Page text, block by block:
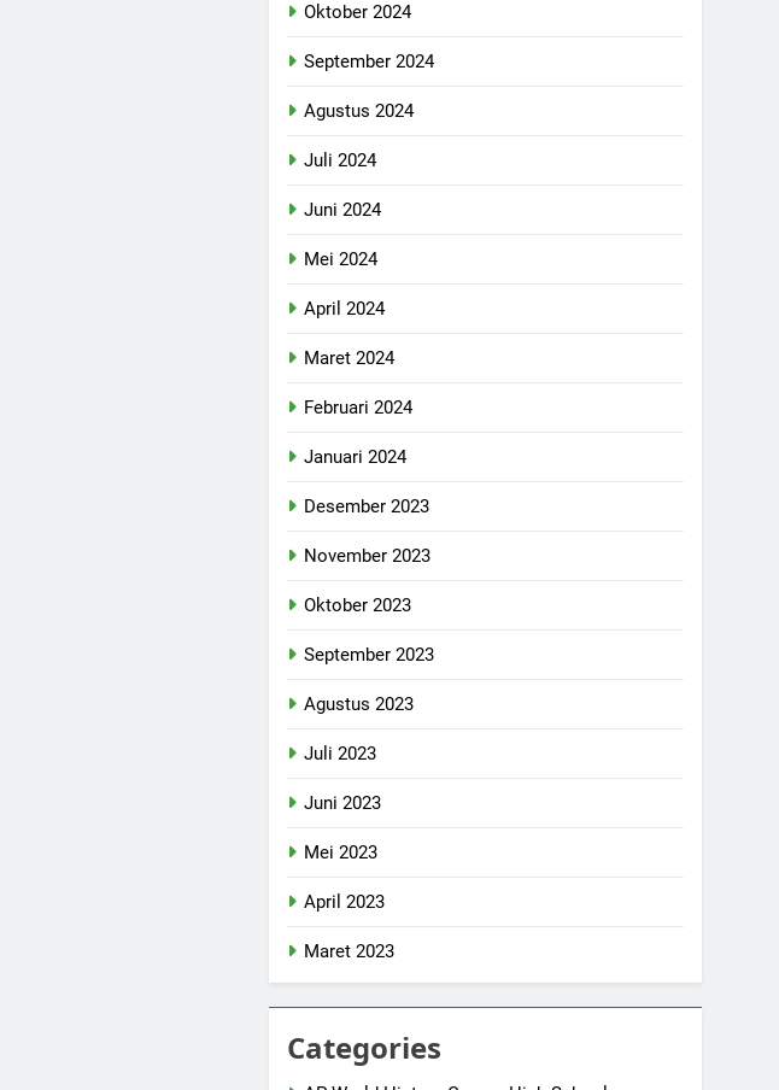
Oktober 2024
September 2024
Agustus 2024
Juli 2024
Juni 2024
Mei 2024
April 2024
Maret 2024
Februari 2024
Januari 2024
Desember 2023
November 2023
Oktober 2023
September 2023
Agustus 2023
Juli 2023
Juni 2023
Mei 2023
April 2023
Maret 2023
Categories